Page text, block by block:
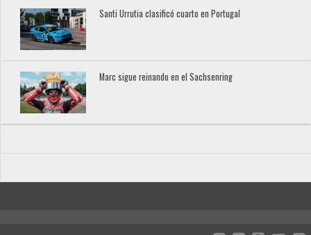
Santi Urrutia clasificó cuarto en Portugal
Marc sigue reinando en el Sachsenring